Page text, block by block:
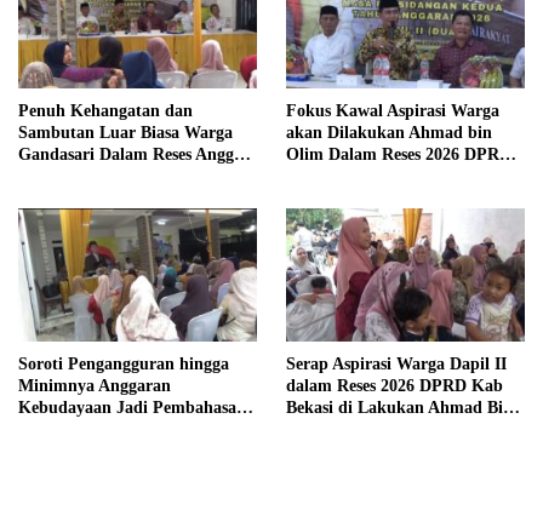
Penuh Kehangatan dan
Sambutan Luar Biasa Warga
Gandasari Dalam Reses Anggota
Fokus Kawal Aspirasi Warga
akan Dilakukan Ahmad bin
Olim Dalam Reses 2026 DPRD
Soroti Pengangguran hingga
Minimnya Anggaran
Kebudayaan Jadi Pembahasan
Serap Aspirasi Warga Dapil II
dalam Reses 2026 DPRD Kab
Bekasi di Lakukan Ahmad Bin